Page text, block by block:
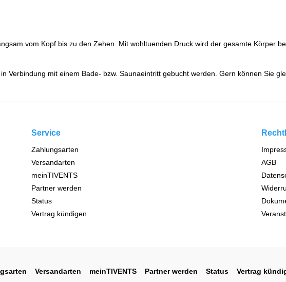
vom Kopf bis zu den Zehen. Mit wohltuenden Druck wird der gesamte Körper
Verbindung mit einem Bade- bzw. Saunaeintritt gebucht werden. Gern können Sie
Service
Zahlungsarten
Versandarten
meinTIVENTS
Partner werden
Status
Vertrag kündigen
AGB
Versandarten meinTIVENTS Partner werden Status Vertrag